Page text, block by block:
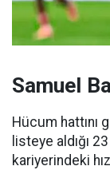
Samuel
Hücum hattını
listeye aldığı
kariyerindeki